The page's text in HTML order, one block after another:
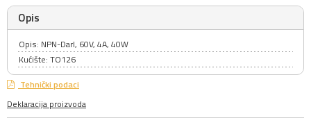
Opis
Opis: NPN-Darl, 60V, 4A, 40W
Kućište: TO126
Tehnički podaci
Deklaracija proizvoda